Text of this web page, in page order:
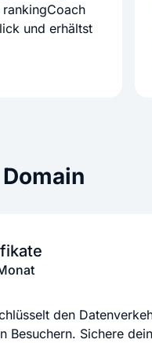
und erhältst
den
Besuchern. Sichere